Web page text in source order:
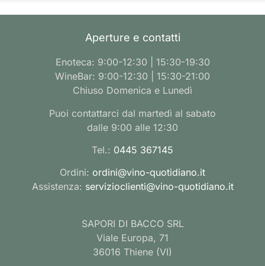
Aperture e contatti
Enoteca: 9:00-12:30 | 15:30-19:30
WineBar: 9:00-12:30 | 15:30-21:00
Chiuso Domenica e Lunedì
Puoi contattarci dal martedì al sabato
dalle 9:00 alle 12:30
Tel.: 0445 367145
Ordini: ordini@vino-quotidiano.it
Assistenza: servizioclienti@vino-quotidiano.it
SAPORI DI BACCO SRL
Viale Europa, 71
36016 Thiene (VI)